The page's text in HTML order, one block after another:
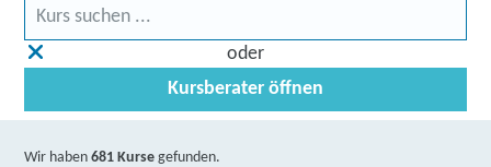
oder
Kursberater öffnen
Wir haben681 Kurse gefunden.